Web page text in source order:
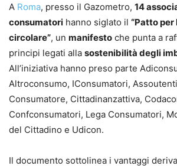
A Roma, presso il Gazometro, 14
consumatori hanno siglato il “Patto
circolare”, un manifesto che punta a
principi legati alla sostenibilità degli
All’iniziativa hanno preso parte
Altroconsumo, IConsumatori,
Consumatore, Cittadinanzattiva,
Confconsumatori, Lega Consumatori,
del Cittadino e Udicon.
Il documento sottolinea i vantaggi